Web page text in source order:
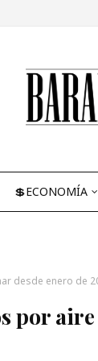
💲ECONOMÍA
desde enero de
por